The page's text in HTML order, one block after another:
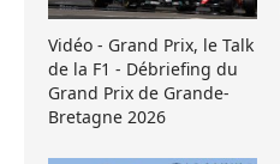
Vidéo - Grand Prix, le Talk
de la F1 - Débriefing du
Grand Prix de Grande-
Bretagne 2026